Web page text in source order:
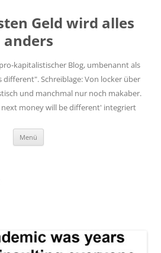
Geld wird alles
anders
kapitalistischer Blog, umbenannt als
different". Schreiblage: Von locker über
und manchmal nur noch makaber.
next money will be different' integriert
Menü